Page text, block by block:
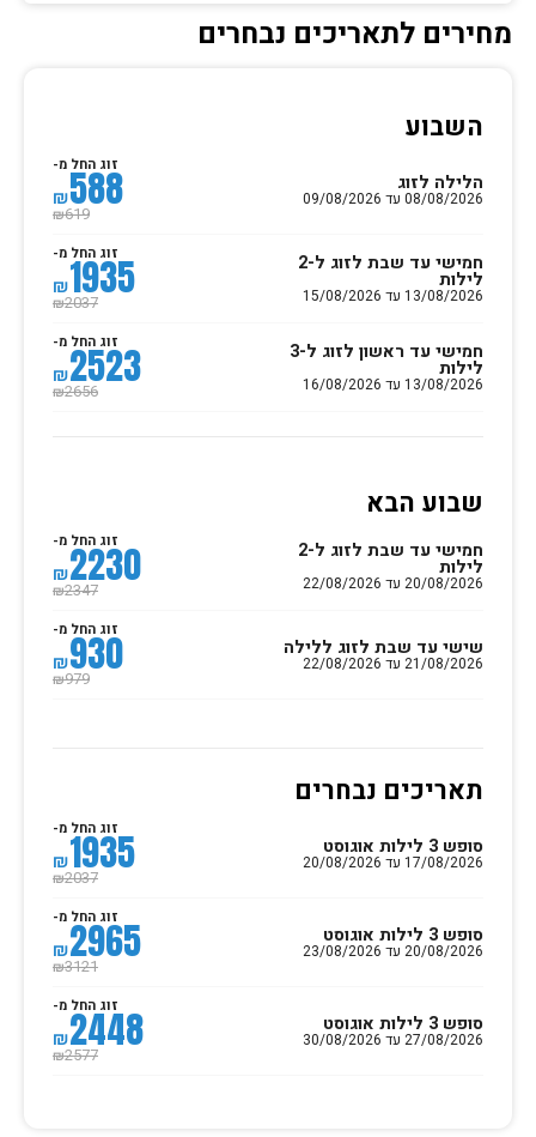
מחירים לתאריכים נבחרים
השבוע
הלילה לזוג
08/08/2026 עד 09/08/2026
זוג החל מ-
₪588
₪619
חמישי עד שבת לזוג ל-2
לילות
13/08/2026 עד 15/08/2026
זוג החל מ-
₪1935
₪2037
חמישי עד ראשון לזוג ל-3
לילות
13/08/2026 עד 16/08/2026
זוג החל מ-
₪2523
₪2656
שבוע הבא
חמישי עד שבת לזוג ל-2
לילות
20/08/2026 עד 22/08/2026
זוג החל מ-
₪2230
₪2347
שישי עד שבת לזוג ללילה
21/08/2026 עד 22/08/2026
זוג החל מ-
₪930
₪979
תאריכים נבחרים
סופש 3 לילות אוגוסט
17/08/2026 עד 20/08/2026
זוג החל מ-
₪1935
₪2037
סופש 3 לילות אוגוסט
20/08/2026 עד 23/08/2026
זוג החל מ-
₪2965
₪3121
סופש 3 לילות אוגוסט
27/08/2026 עד 30/08/2026
זוג החל מ-
₪2448
₪2577